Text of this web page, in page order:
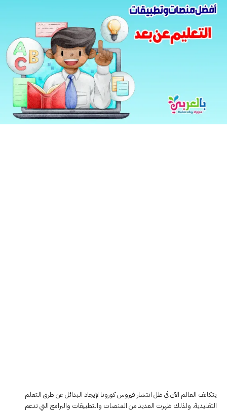
يتكاتف العالم الآن في ظل انتشار فيروس كورونا لإيجاد البدائل عن طرق التعلم
التقليدية. ولذلك ظهرت العديد من المنصات والتطبيقات والبرامج التي تدعم